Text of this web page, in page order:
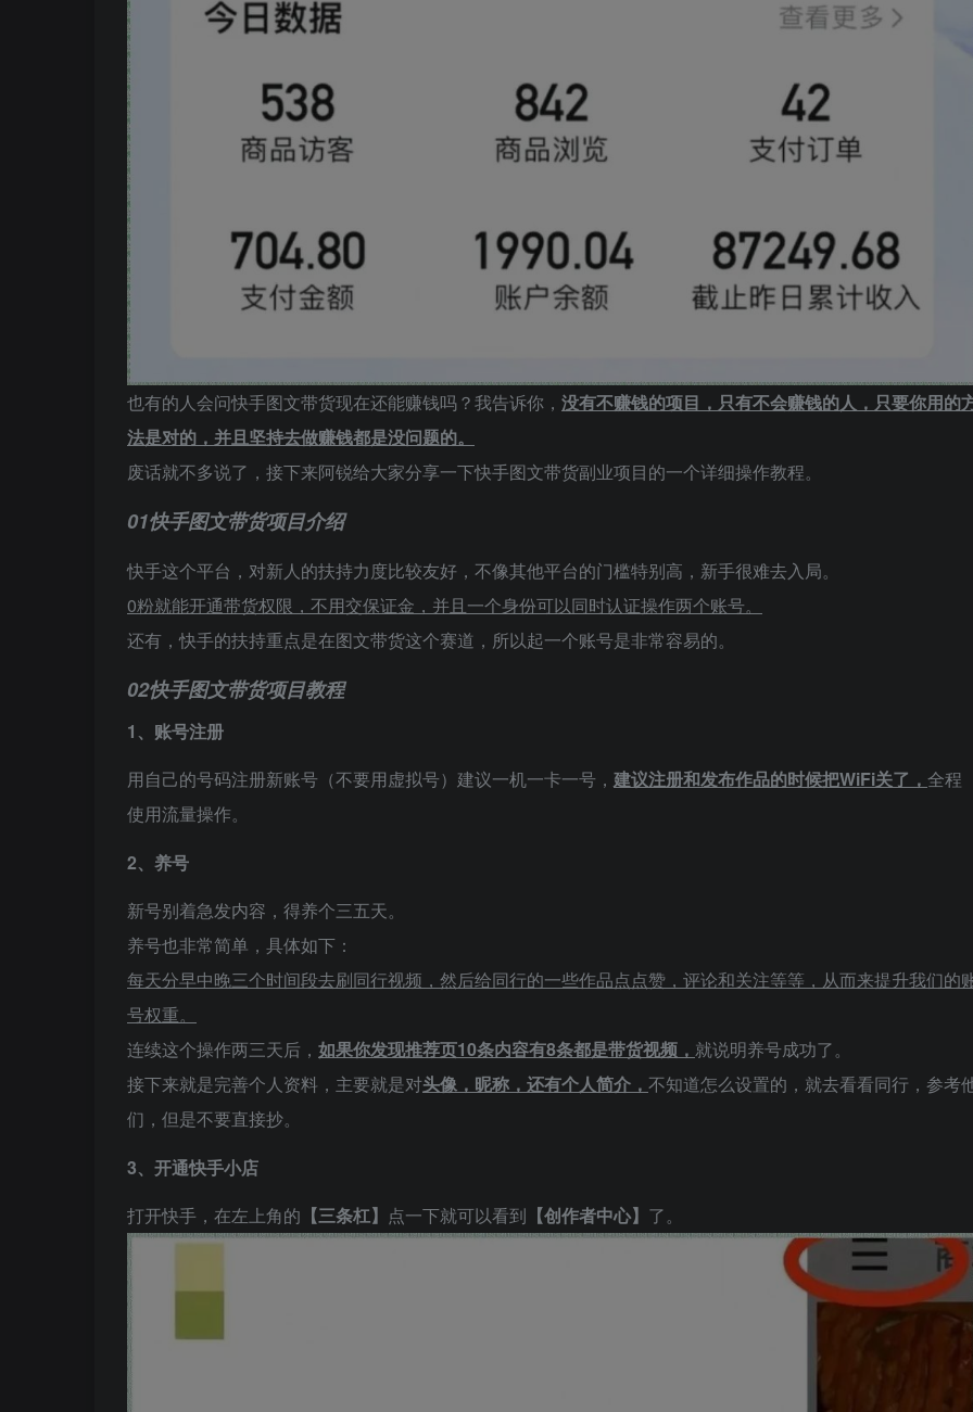
也有的人会问快手图文带货现在还能赚钱吗？我告诉你， 没有不赚钱的项目，只有不会赚钱的人，只要你用的
法是对的，并且坚持去做赚钱都是没问题的。
废话就不多说了，接下来阿锐给大家分享一下快手图文带货副业项目的一个详细操作教程。
01快手图文带货项目介绍
快手这个平台，对新人的扶持力度比较友好，不像其他平台的门槛特别高，新手很难去入局。
0粉就能开通带货权限，不用交保证金，并且一个身份可以同时认证操作两个账号。
还有，快手的扶持重点是在图文带货这个赛道，所以起一个账号是非常容易的。
02快手图文带货项目教程
1、账号注册
用自己的号码注册新账号（不要用虚拟号）建议一机一卡一号， 建议注册和发布作品的时候把WiFi关了， 全程
使用流量操作。
2、养号
新号别着急发内容，得养个三五天。
养号也非常简单，具体如下：
每天分早中晚三个时间段去刷同行视频，然后给同行的一些作品点点赞，评论和关注等等，从而来提升我们的
号权重。
连续这个操作两三天后， 如果你发现推荐页10条内容有8条都是带货视频， 就说明养号成功了。
接下来就是完善个人资料，主要就是对头像，昵称，还有个人简介， 不知道怎么设置的，就去看看同行，参考
们，但是不要直接抄。
3、开通快手小店
打开快手，在左上角的 【三条杠】 点一下就可以看到 【创作者中心】 了。